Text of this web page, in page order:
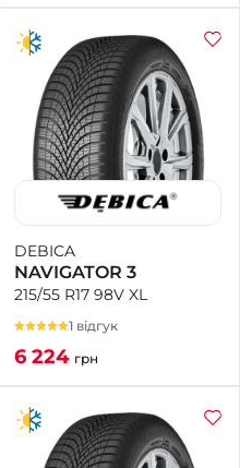
DEBICA
NAVIGATOR 3
215/55 R17 98V XL
1 відгук
6 224 грн